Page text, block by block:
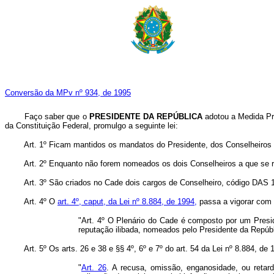
Conversão da MPv nº 934, de 1995
Faço saber que o PRESIDENTE DA REPÚBLICAadotou a Medida
da Constituição Federal, promulgo a seguinte lei:
Art. 1º Ficam mantidos os mandatos do Presidente, dos
Art. 2º Enquanto não forem nomeados os dois Conselheiros a que
Art. 3º São criados no Cade dois cargos de Conselheiro, código
Art. 4º O art. 4º, caput, da Lei nº 8.884, de 1994, passa a vigorar
"Art. 4º O Plenário do Cade é composto por um
reputação ilibada, nomeados pelo Presidente da
Art. 5º Os arts. 26 e 38 e §§ 4º, 6º e 7º do art. 54 da Lei nº 8.884,
"Art. 26. A recusa, omissão, enganosidade, ou